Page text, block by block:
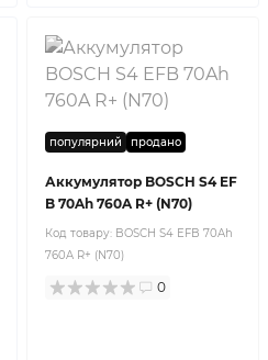
популярний продано
Аккумулятор BOSCH S4 EF
B 70Ah 760A R+ (N70)
Код товару: BOSCH S4 EFB 70Ah
760A R+ (N70)
0